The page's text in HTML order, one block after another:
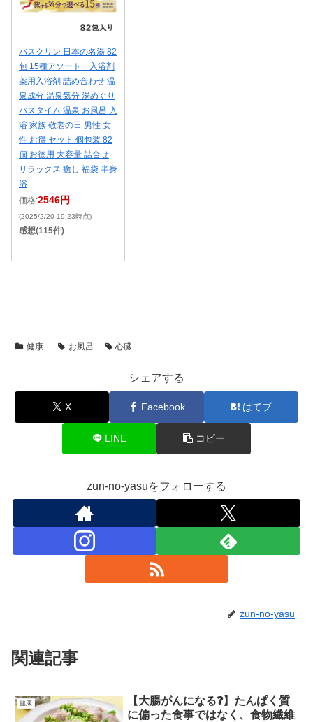
バスクリン 日本の名湯 82
包 15種アソート 入浴剤
薬用入浴剤 詰め合わせ 温
泉成分 温泉気分 湯めぐり
バスタイム 温泉 お風呂 入
浴 家族 敬老の日 男性 女
性 お得 セット 個包装 82
個 お徳用 大容量 詰合せ
リラックス 癒し 福袋 半身
浴
価格:2546円
(2025/2/20 19:23時点)
感想(115件)
健康 お風呂 心臓
シェアする
X Facebook はてブ
LINE コピー
zun-no-yasuをフォローする
zun-no-yasu
関連記事
健康
【大腸がんになる❓】たんぱく質
に偏った食事ではなく、食物繊維